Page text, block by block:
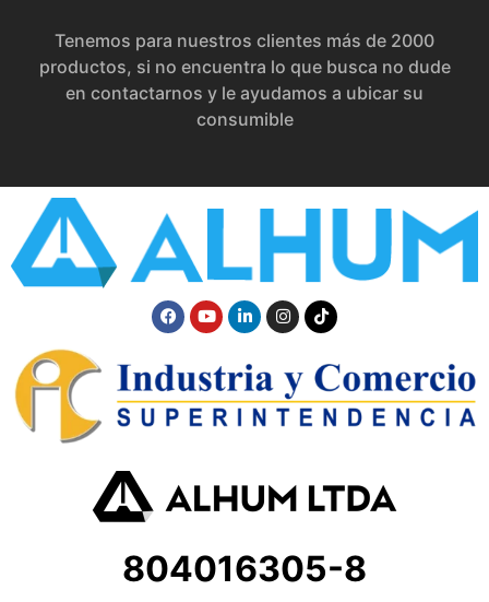
Tenemos para nuestros clientes más de 2000
productos, si no encuentra lo que busca no dude
en contactarnos y le ayudamos a ubicar su
consumible
804016305-8